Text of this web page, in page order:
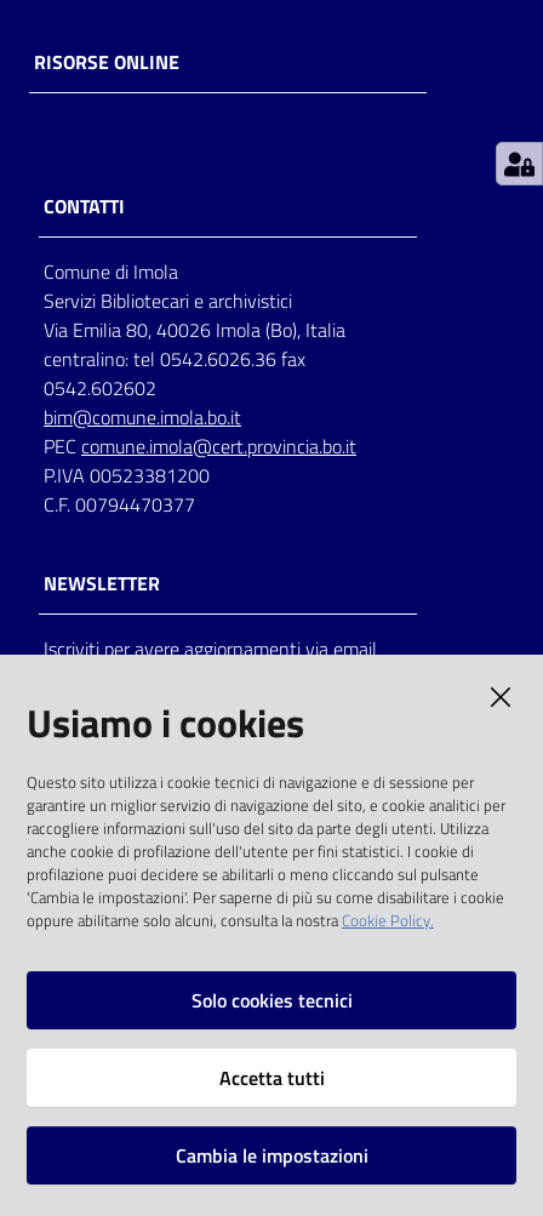
storico
per
lettura
Seguici
su
Catalogo
on line
Eventi
Chiedi al
bibliotecario
RISORSE ONLINE
CONTATTI
Comune di Imola
Servizi Bibliotecari e archivistici
Via Emilia 80, 40026 Imola (Bo), Italia
centralino: tel 0542.6026.36 fax
0542.602602
bim@comune.imola.bo.it
PEC comune.imola@cert.provincia.bo.it
P.IVA 00523381200
C.F. 00794470377
NEWSLETTER
Iscriviti per avere aggiornamenti via email
solo alle condizioni previste dalla direttiva
comunitaria 2003/98/CE e dal d.lgs. 36/2006
SOCIAL
Instagram
Vai alla pagina
Mappa del sito
Usiamo i cookies
Questo sito utilizza i cookie tecnici di navigazione e di sessione per
garantire un miglior servizio di navigazione del sito, e cookie analitici per
raccogliere informazioni sull'uso del sito da parte degli utenti. Utilizza
anche cookie di profilazione dell'utente per fini statistici. I cookie di
profilazione puoi decidere se abilitarli o meno cliccando sul pulsante
'Cambia le impostazioni'. Per saperne di più su come disabilitare i cookie
oppure abilitarne solo alcuni, consulta la nostraCookie Policy.
Solo cookies tecnici
Accetta tutti
Cambia le impostazioni